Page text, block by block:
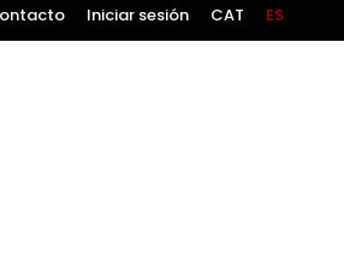
Iniciar sesión CAT ES